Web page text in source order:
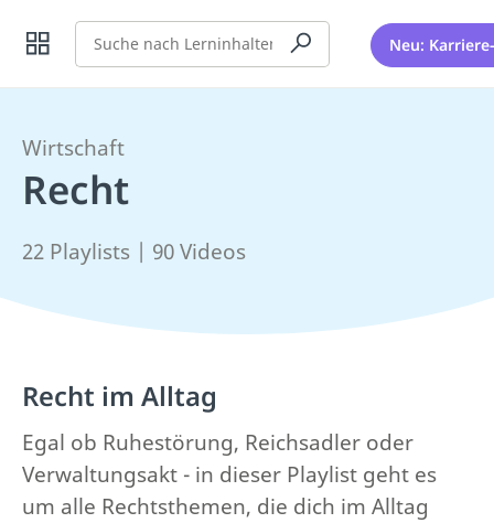
Suche Neu:
Wirtschaft
Recht
22 Playlists | 90 Videos
Recht im Alltag
Egal ob Ruhestörung, Reichsadler oder
Verwaltungsakt - in dieser Playlist geht es
um alle Rechtsthemen, die dich im Alltag